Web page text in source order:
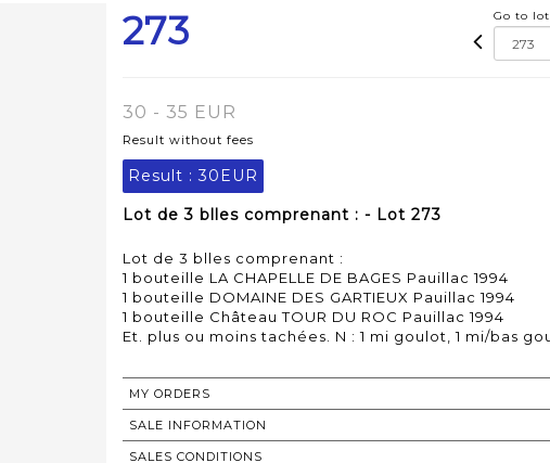
273 Go to lot
30 - 35 EUR
Result without fees
Result : 30EUR
Lot de 3 blles comprenant : - Lot 273
Lot de 3 blles comprenant :
1 bouteille LA CHAPELLE DE BAGES Pauillac 1994
1 bouteille DOMAINE DES GARTIEUX Pauillac 1994
1 bouteille Château TOUR DU ROC Pauillac 1994
MY ORDERS
SALE INFORMATION
SALES CONDITIONS